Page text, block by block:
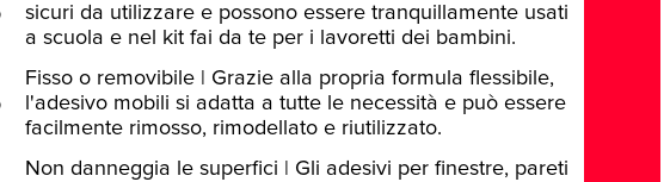
sicuri da utilizzare e possono essere tranquillamente usati
a scuola e nel kit fai da te per i lavoretti dei bambini.
Fisso o removibile | Grazie alla propria formula flessibile,
l'adesivo mobili si adatta a tutte le necessità e può essere
facilmente rimosso, rimodellato e riutilizzato.
Non danneggia le superfici | Gli adesivi per finestre, pareti